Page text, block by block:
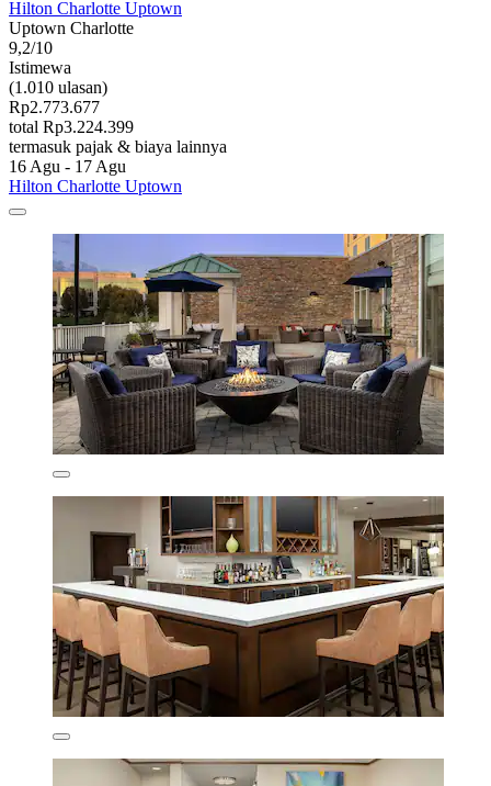
Hilton Charlotte Uptown
Uptown Charlotte
9,2/10
Istimewa
(1.010 ulasan)
Rp2.773.677
total Rp3.224.399
termasuk pajak & biaya lainnya
16 Agu - 17 Agu
Hilton Charlotte Uptown